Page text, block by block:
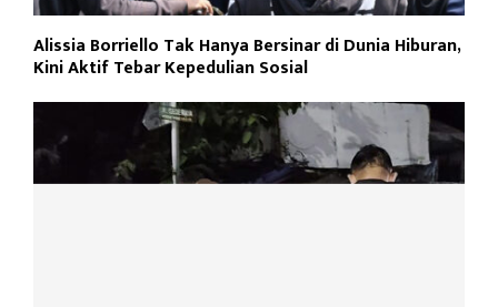
Alissia Borriello Tak Hanya Bersinar di Dunia Hiburan,
Kini Aktif Tebar Kepedulian Sosial